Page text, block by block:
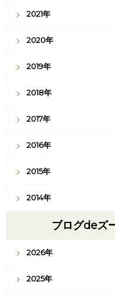
2021年
2020年
2019年
2018年
2017年
2016年
2015年
2014年
ブログdeズ
2026年
2025年